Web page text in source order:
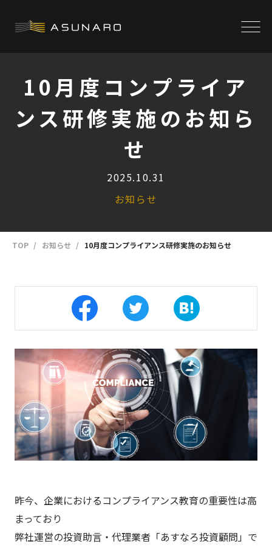
10月度コンプライア
ンス研修実施のお知ら
せ
2025.10.31
お知らせ
TOP お知らせ 10月度コンプライアンス研修実施のお知らせ
昨今、企業におけるコンプライアンス教育の重要性は高
まっており
弊社運営の投資助言・代理業者「あすなろ投資顧問」で